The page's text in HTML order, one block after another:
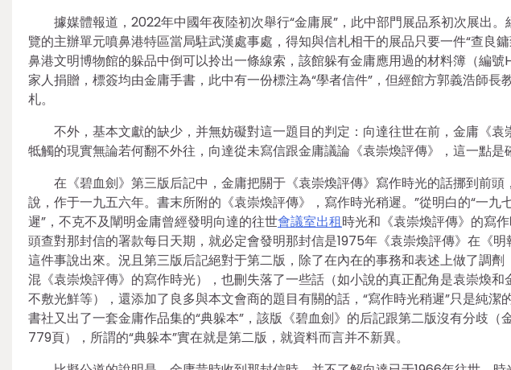
據媒體報道，2022年中國年夜陸初次舉行“金庸展”，此中部門展品系初次展出
覽的主辦單元噴鼻港特區當局駐武漢處事處，得知與信札相干的展品只要一件“查良鏞
鼻港文明博物館的躲品中倒可以拎出一條線索，該館躲有金庸應用過的材料簿（編號
家人捐贈，標簽均由金庸手書，此中有一份標注為“學者信件”，但經館方郭義浩師
札。
不外，基本文獻的缺少，并無妨礙對這一題目的判定：向達往世在前，金庸《
牴觸的現實無論若何翻不外往，向達從未寫信跟金庸議論《袁崇煥評傳》，這一點是
在《碧血劍》第三版后記中，金庸把關于《袁崇煥評傳》寫作時光的話挪到前
說，作于一九五六年。書末所附的《袁崇煥評傳》，寫作時光稍遲。”從明白的“一九
遲”，不克不及闡明金庸曾經發明向達的往世會議室出租時光和《袁崇煥評傳》的寫
頭查對那封信的署款每日天期，就必定會發明那封信是1975年《袁崇煥評傳》在《
這件事說出來。況且第三版后記絕對于第二版，除了在內在的事務和表述上做了調
混《袁崇煥評傳》的寫作時光），也刪失落了一些話（如小說的真正配角是袁崇煥
不敷光鮮等），還添加了良多與本文會商的題目有關的話，“寫作時光稍遲”只是純潔
書社又出了一套金庸作品集的“典躲本”，該版《碧血劍》的后記跟第二版沒有分歧（
779頁），所謂的“典躲本”實在就是第二版，就資料而言并不新異。